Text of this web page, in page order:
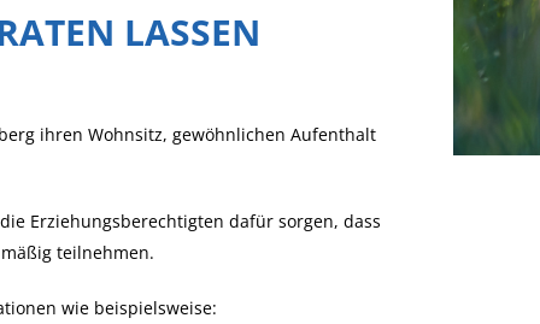
LASSEN
ihren Wohnsitz, gewöhnlichen Aufenthalt
Erziehungsberechtigten dafür sorgen, dass
teilnehmen.
wie beispielsweise: